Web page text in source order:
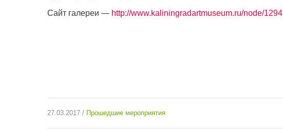
Сайт галереи — http://www.kaliningradartmuseum.ru/node/1294
27.03.2017 / Прошедшие мероприятия